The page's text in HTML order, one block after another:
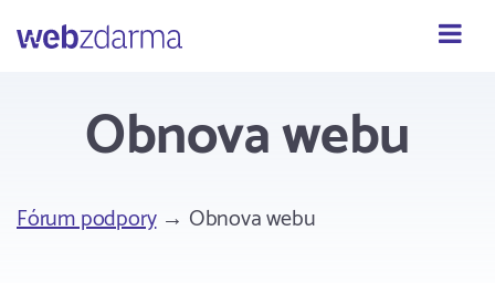
Webzdarma
Obnova webu
Fórum podpory→ Obnova webu